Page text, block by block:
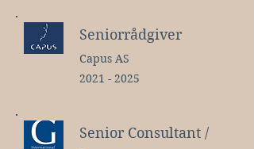
Seniorrådgiver
Capus AS
2021 - 2025
Senior Consultant /